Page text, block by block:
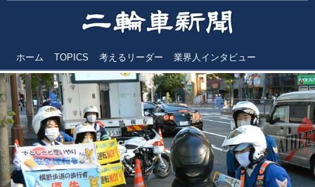
ホーム TOPICS 考えるリーダー 業界人インタビュー